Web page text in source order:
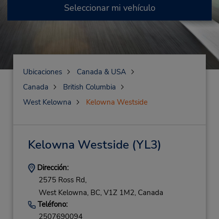
Seleccionar mi vehículo
Ubicaciones
Canada & USA
Canada
British Columbia
West Kelowna
Kelowna Westside
Kelowna Westside (YL3)
Dirección:
2575 Ross Rd,
West Kelowna, BC, V1Z 1M2, Canada
Teléfono:
2507690094